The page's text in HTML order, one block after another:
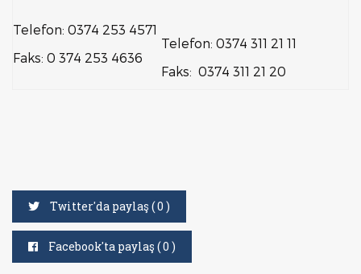
Telefon: 0374 253 4571
Faks: 0 374 253 4636
Telefon: 0374 311 21 11
Faks: 0374 311 21 20
Twitter'da paylaş (0 )
Facebook'ta paylaş (0 )